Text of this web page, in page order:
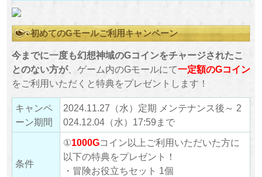
初めてのGモールご利用キャンペーン
今までに一度も幻想神域のGコインをチャージされたこ
とのない方が、ゲーム内のGモールにて一定額のGコイン
をご利用いただくと特典をプレゼントします！
キャンペ
ーン期間
2024.11.27（水）定期 メンテナンス後～ 2
024.12.04（水）17:59まで
条件
①1000Gコイン以上ご利用いただいた方に
以下の特典をプレゼント！
・冒険お役立ちセット 1個